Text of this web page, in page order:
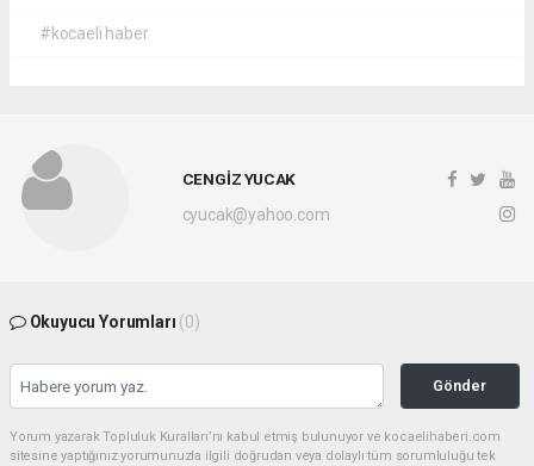
#kocaeli haber
CENGİZ YUCAK
cyucak@yahoo.com
Okuyucu Yorumları (0)
Gönder
Yorum yazarak Topluluk Kuralları’nı kabul etmiş bulunuyor ve kocaelihaberi.com
sitesine yaptığınız yorumunuzla ilgili doğrudan veya dolaylı tüm sorumluluğu tek